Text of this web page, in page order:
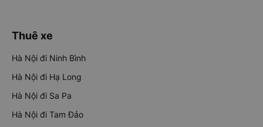
Thuê xe
Hà Nội đi Ninh Bình
Hà Nội đi Hạ Long
Hà Nội đi Sa Pa
Hà Nội đi Tam Đảo